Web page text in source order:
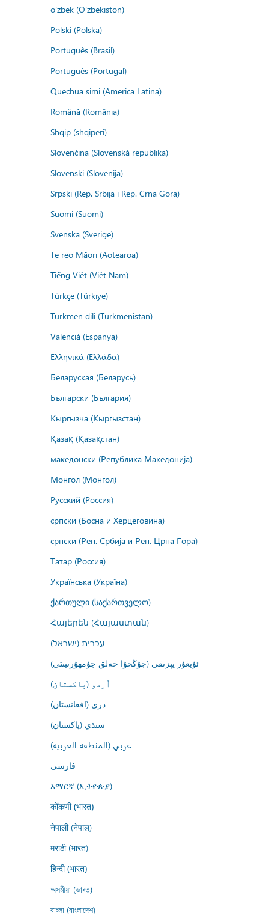
o'zbek (O'zbekiston)
Polski (Polska)
Português (Brasil)
Português (Portugal)
Quechua simi (America Latina)
Română (România)
Shqip (shqipëri)
Slovenčina (Slovenská republika)
Slovenski (Slovenija)
Srpski (Rep. Srbija i Rep. Crna Gora)
Suomi (Suomi)
Svenska (Sverige)
Te reo Māori (Aotearoa)
Tiếng Việt (Việt Nam)
Türkçe (Türkiye)
Türkmen dili (Türkmenistan)
Valencià (Espanya)
Ελληνικά (Ελλάδα)
Беларуская (Беларусь)
Български (България)
Кыргызча (Кыргызстан)
Қазақ (Қазақстан)
македонски (Република Македонија)
Монгол (Монгол)
Русский (Россия)
српски (Босна и Херцеговина)
српски (Реп. Србија и Реп. Црна Гора)
Татар (Россия)
Українська (Україна)
ქართული (საქართველო)
Հայերեն (Հայաստան)
עברית (ישראל)
ئۇيغۇر يېزىقى (جۇڭخۇا خەلق جۇمھۇرىيىتى)
اُردو (پاکستان)
درى (افغانستان)
سنڌي (پاکستان)
عربي (المنطقة العربية)
فارسى
አማርኛ (ኢትዮጵያ)
कोंकणी (भारत)
नेपाली (नेपाल)
मराठी (भारत)
हिन्दी (भारत)
অসমীয়া (ভাৰত)
বাংলা (বাংলাদেশ)